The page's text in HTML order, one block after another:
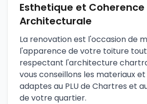
Esthetique et Coherence
Architecturale
La renovation est l'occasion de
l'apparence de votre toiture
respectant l'architecture
vous conseillons les materiaux
adaptes au PLU de Chartres et
de votre quartier.